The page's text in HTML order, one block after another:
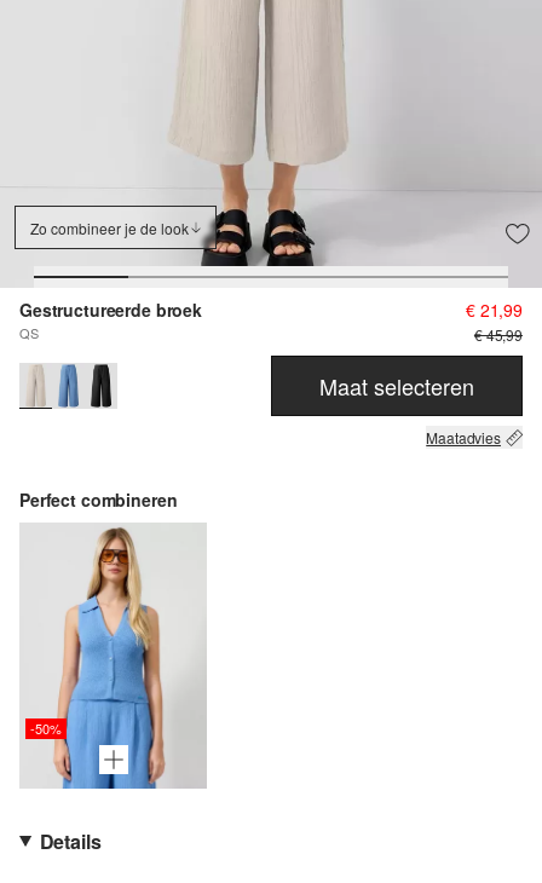
Zo combineer je de look
Gestructureerde broek
QS
€ 21,99
€ 45,99
Maat selecteren
Maatadvies
Perfect combineren
-50%
Details